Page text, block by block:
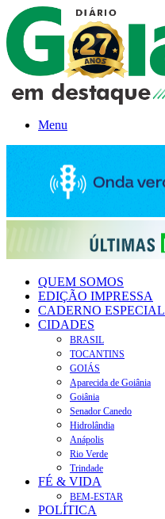
Menu
QUEM SOMOS
EDIÇÃO IMPRESSA
CADERNO ESPECIAL
CIDADES
BRASIL
TOCANTINS
GOIÁS
Aparecida de Goiânia
Goiânia
Senador Canedo
Hidrolândia
Anápolis
Rio Verde
Trindade
FÉ & VIDA
BEM-ESTAR
POLÍTICA